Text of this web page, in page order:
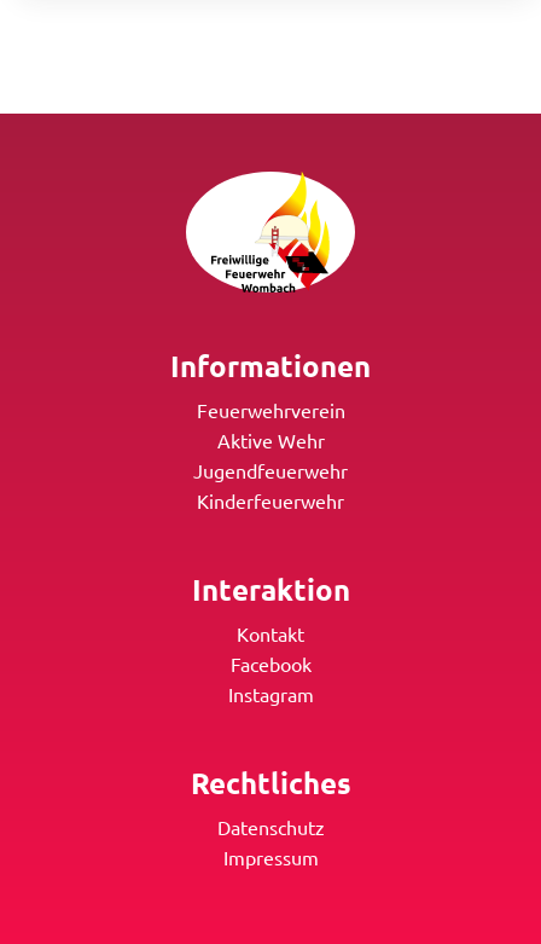
Informationen
Feuerwehrverein
Aktive Wehr
Jugendfeuerwehr
Kinderfeuerwehr
Interaktion
Kontakt
Facebook
Instagram
Rechtliches
Datenschutz
Impressum